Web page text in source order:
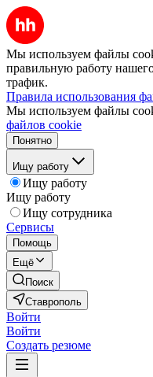
Мы используем файлы
правильную работу
трафик.
Правила использования
Мы используем файлы
файлов cookie
Понятно
Ищу работу
Ищу работу
Ищу работу
Ищу сотрудника
Сервисы
Помощь
Ещё
Поиск
Ставрополь
Войти
Войти
Создать резюме